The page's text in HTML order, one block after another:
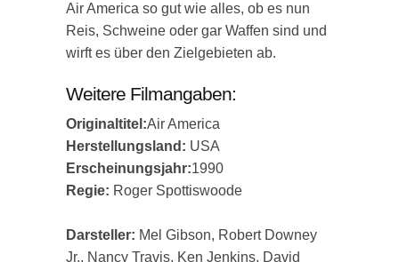
Air America so gut wie alles, ob es nun
Reis, Schweine oder gar Waffen sind und
wirft es über den Zielgebieten ab.
Weitere Filmangaben:
Originaltitel:Air America
Herstellungsland: USA
Erscheinungsjahr:1990
Regie: Roger Spottiswoode
Darsteller: Mel Gibson, Robert Downey
Jr., Nancy Travis, Ken Jenkins, David